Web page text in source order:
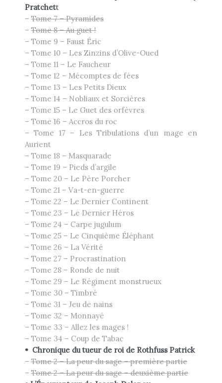
Pratchett
– Tome 7 – Pyramides
– Tome 8 – Au guet !
– Tome 9 – Faust Éric
– Tome 10 – Les Zinzins d’Olive-Oued
– Tome 11 – Le Faucheur
– Tome 12 – Mécomptes de fées
– Tome 13 – Les Petits Dieux
– Tome 14 – Nobliaux et Sorcières
– Tome 15 – Le Guet des orfèvres
– Tome 16 – Accros du roc
– Tome 17 – Les Tribulations d’un mage en
Aurient
– Tome 18 – Masquarade
– Tome 19 – Pieds d’argile
– Tome 20 – Le Père Porcher
– Tome 21 – Va-t-en-guerre
– Tome 22 – Le Dernier Continent
– Tome 23 – Le Dernier Héros
– Tome 24 – Carpe jugulum
– Tome 25 – Le Cinquième Éléphant
– Tome 26 – La Vérité
– Tome 27 – Procrastination
– Tome 28 – Ronde de nuit
– Tome 29 – Le Régiment monstrueux
– Tome 30 – Timbré
– Tome 31 – Jeu de nains
– Tome 32 – Monnayé
– Tome 33 – Allez les mages !
– Tome 34 – Coup de Tabac
• Chronique du tueur de roi de Rothfuss Patrick
– Tome 2 – La peur du sage – première partie
– Tome 2 – La peur du sage – deuxième partie